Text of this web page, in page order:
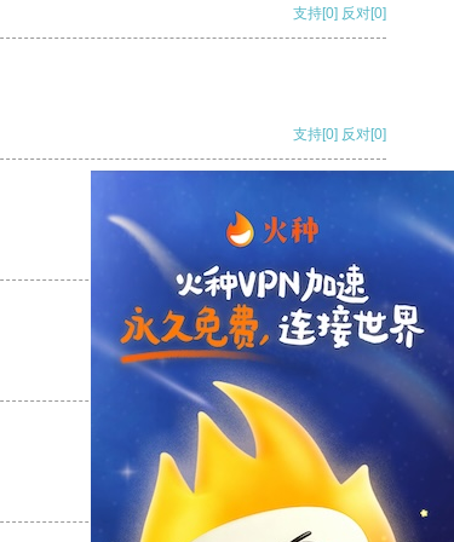
支持[0] 反对[0]
支持[0] 反对[0]
反对
反对[0]